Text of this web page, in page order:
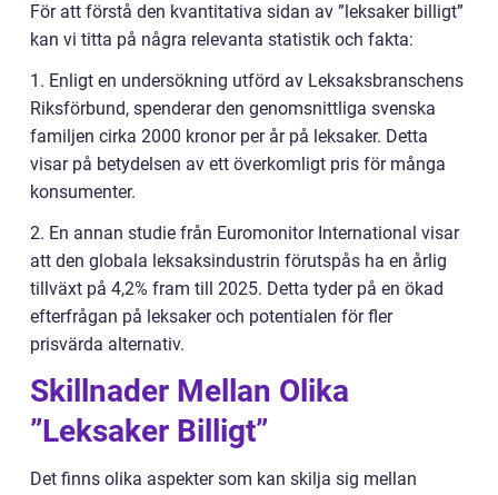
För att förstå den kvantitativa sidan av ”leksaker billigt”
kan vi titta på några relevanta statistik och fakta:
1. Enligt en undersökning utförd av Leksaksbranschens
Riksförbund, spenderar den genomsnittliga svenska
familjen cirka 2000 kronor per år på leksaker. Detta
visar på betydelsen av ett överkomligt pris för många
konsumenter.
2. En annan studie från Euromonitor International visar
att den globala leksaksindustrin förutspås ha en årlig
tillväxt på 4,2% fram till 2025. Detta tyder på en ökad
efterfrågan på leksaker och potentialen för fler
prisvärda alternativ.
Skillnader Mellan Olika
”Leksaker Billigt”
Det finns olika aspekter som kan skilja sig mellan